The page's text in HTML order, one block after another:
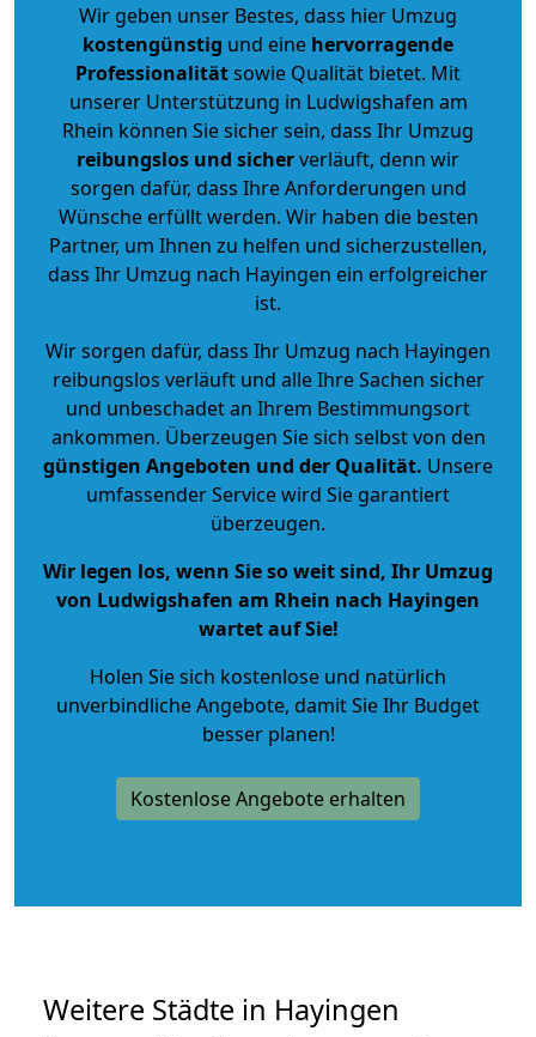
Wir geben unser Bestes, dass hier Umzug
kostengünstig und eine hervorragende
Professionalitätsowie Qualität bietet. Mit
unserer Unterstützung in Ludwigshafen am
Rhein können Sie sicher sein, dass Ihr Umzug
reibungslos und sicherverläuft, denn wir
sorgen dafür, dass Ihre Anforderungen und
Wünsche erfüllt werden. Wir haben die besten
Partner, um Ihnen zu helfen und sicherzustellen,
dass Ihr Umzug nach Hayingen ein erfolgreicher
ist.
Wir sorgen dafür, dass Ihr Umzug nach Hayingen
reibungslos verläuft und alle Ihre Sachen sicher
und unbeschadet an Ihrem Bestimmungsort
ankommen. Überzeugen Sie sich selbst von den
günstigen Angeboten und der Qualität. Unsere
umfassender Service wird Sie garantiert
überzeugen.
Wir legen los, wenn Sie so weit sind, Ihr Umzug
von Ludwigshafen am Rhein nach Hayingen
wartet auf Sie!
Holen Sie sich kostenlose und natürlich
unverbindliche Angebote, damit Sie Ihr Budget
besser planen!
Kostenlose Angebote erhalten
Weitere Städte in Hayingen